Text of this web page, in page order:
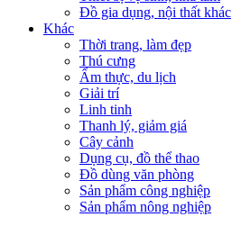
Đồ gia dụng, nội thất khác
Khác
Thời trang, làm đẹp
Thú cưng
Ẩm thực, du lịch
Giải trí
Linh tinh
Thanh lý, giảm giá
Cây cảnh
Dụng cụ, đồ thể thao
Đồ dùng văn phòng
Sản phẩm công nghiệp
Sản phẩm nông nghiệp